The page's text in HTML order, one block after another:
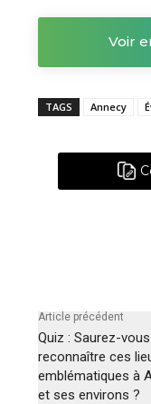
Voir
TAGS Annecy
Article précédent
Quiz : Saurez-vous
reconnaître ces
emblématiques à
et ses environs ?